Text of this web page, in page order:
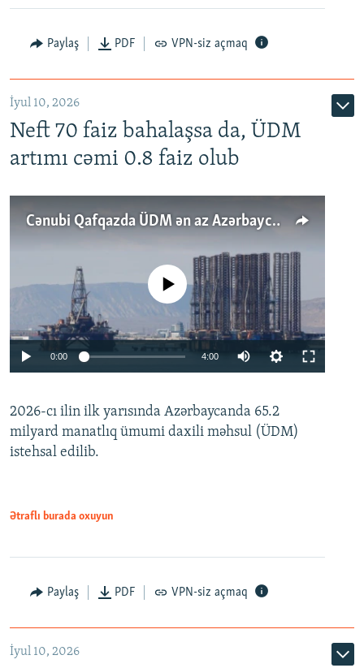
Paylaş PDF VPN-siz açmaq
İyul 10, 2026
Neft 70 faiz bahalaşsa da, ÜDM
artımı cəmi 0.8 faiz olub
Cənubi Qafqazda ÜDM ən az Azərbaycanda artır: Qonşuları niyə Bakını qabaqlaya bilir?
Auto 240p 360p 480p
No media source currently available
0:00 4:00
360p
480p
2026-cı ilin ilk yarısında Azərbaycanda 65.2
milyard manatlıq ümumi daxili məhsul (ÜDM)
istehsal edilib.
Ətraflı burada oxuyun
Paylaş PDF VPN-siz açmaq
İyul 10, 2026